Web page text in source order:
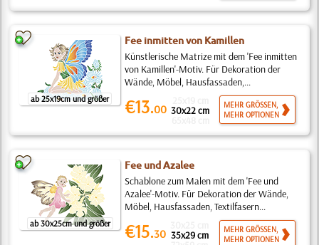
ab 25x19cm und größer
Fee inmitten von Kamillen
Künstlerische Matrize mit dem 'Fee inmitten
von Kamillen'-Motiv. Für Dekoration der
Wände, Möbel, Hausfassaden,...
€13.00 30x22 cm
MEHR GRÖSSEN,
MEHR OPTIONEN
ab 30x25cm und größer
Fee und Azalee
Schablone zum Malen mit dem 'Fee und
Azalee'-Motiv. Für Dekoration der Wände,
Möbel, Hausfassaden, Textilfasern...
€15.30 35x29 cm
MEHR GRÖSSEN,
MEHR OPTIONEN